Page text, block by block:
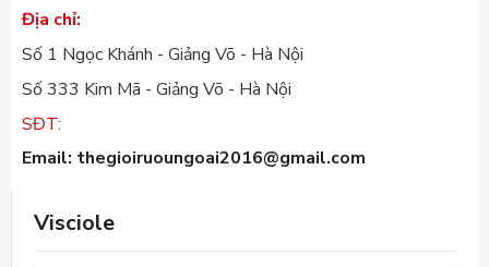
Địa chỉ:
Số 1 Ngọc Khánh - Giảng Võ - Hà Nội
Số 333 Kim Mã - Giảng Võ - Hà Nội
SĐT:
Email: thegioiruoungoai2016@gmail.com
Visciole